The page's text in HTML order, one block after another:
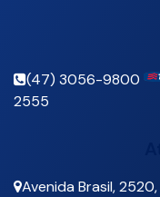
(47) 3056-9800
2555
Avenida Brasil,2520,